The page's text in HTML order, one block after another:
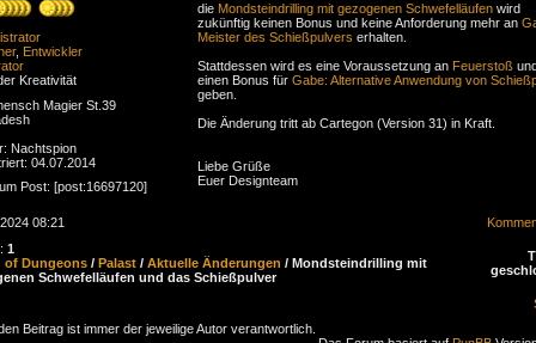
, Entwickler
Kreativität
Magier St.39
Nachtspion
04.07.2014
Post: [post:16697120]
die Mondsteindrilling mit gezogenen Schwefelläufen wird
zukünftig keinen Bonus und keine Anforderung mehr an
Meister des Schießpulvers erhalten.
Stattdessen wird es eine Voraussetzung an Feuerstoß
einen Bonus für Gabe: Alternative Anwendung von
geben.
Die Änderung tritt ab Cartegon (Version 31) in Kraft.
Liebe Grüße
Euer Designteam
08:21
1
of Dungeons / Palast / Aktuelle Änderungen / Mondsteindrilling mit
Schwefelläufen und das Schießpulver
Beitrag ist immer der jeweilige Autor verantwortlich.